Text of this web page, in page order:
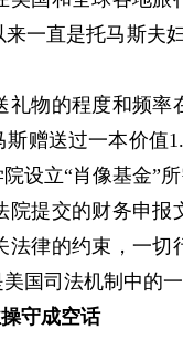
一直是托马斯夫
物的程度和频率
赠送过一本价值
设立“肖像基金”
提交的财务申报
律的约束，一切
国司法机制中的一
守成空话